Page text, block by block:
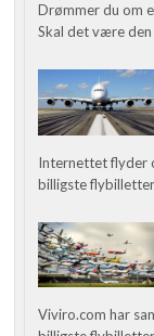
Drømmer du om
Skal det være den
Internettet flyder
billigste
Viviro.com har